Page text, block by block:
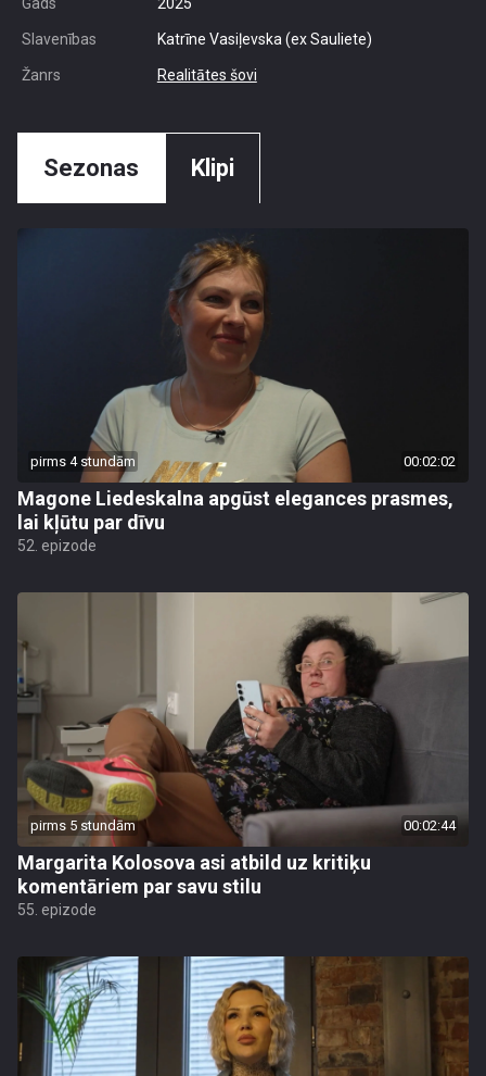
Slavenības Katrīne Vasiļevska (ex Sauliete)
Žanrs Realitātes šovi
Sezonas Klipi
pirms 4 stundām 00:02:02
Magone Liedeskalna apgūst elegances prasmes,
lai kļūtu par dīvu
52. epizode
pirms 5 stundām 00:02:44
Margarita Kolosova asi atbild uz kritiķu
komentāriem par savu stilu
55. epizode